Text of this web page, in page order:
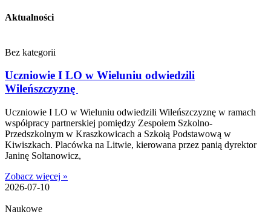
Aktualności
Bez kategorii
Uczniowie I LO w Wieluniu odwiedzili
Wileńszczyznę
Uczniowie I LO w Wieluniu odwiedzili Wileńszczyznę w ramach
współpracy partnerskiej pomiędzy Zespołem Szkolno-
Przedszkolnym w Kraszkowicach a Szkołą Podstawową w
Kiwiszkach. Placówka na Litwie, kierowana przez panią dyrektor
Janinę Soltanowicz,
Zobacz więcej »
2026-07-10
Naukowe